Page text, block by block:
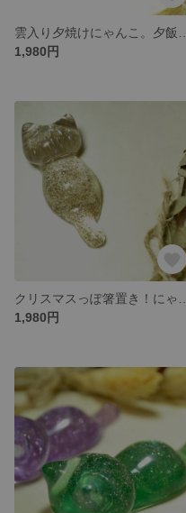
1,980円
1,980円